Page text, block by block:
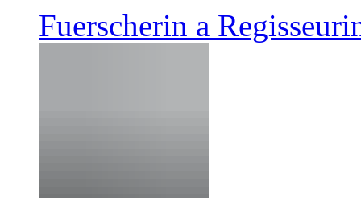
Fuerscherin a